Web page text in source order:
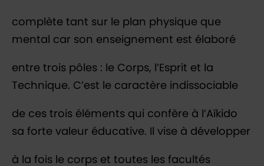
complète tant sur le plan physique que
mental car son enseignement est élaboré
entre trois pôles : le Corps, l’Esprit et la
Technique. C’est le caractère indissociable
de ces trois éléments qui confère à l’Aïkido
sa forte valeur éducative. Il vise à développer
à la fois le corps et toutes les facultés